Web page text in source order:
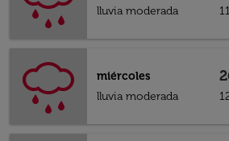
lluvia moderada
miércoles
lluvia moderada